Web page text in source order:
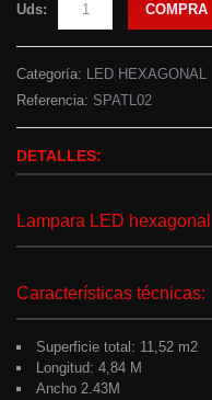
Uds: COMPRA
Categoría: LED HEXAGONAL
Referencia: SPATL02
DETALLES:
Lampara LED hexagonal
Características técnicas:
Superficie total: 11,52 m2
Longitud: 4,84 M
Ancho 2.43M